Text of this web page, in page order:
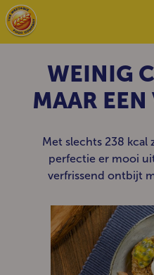
WEINIG
MAAR
Met slechts 238 kcal
perfectie er mooi
verfrissend ontbijt